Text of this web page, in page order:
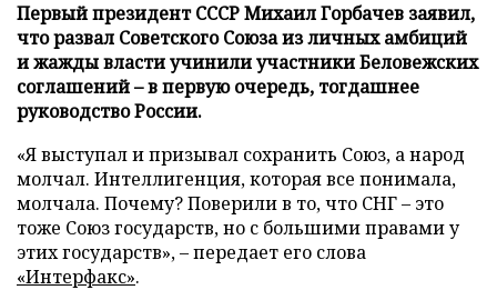
Первый президент СССР Михаил Горбачев заявил,
что развал Советского Союза из личных амбиций
и жажды власти учинили участники Беловежских
соглашений – в первую очередь, тогдашнее
руководство России.
«Я выступал и призывал сохранить Союз, а народ
молчал. Интеллигенция, которая все понимала,
молчала. Почему? Поверили в то, что СНГ – это
тоже Союз государств, но с большими правами у
этих государств», – передает его слова
«Интерфакс».